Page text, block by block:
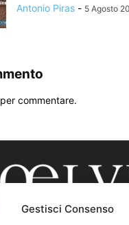
Gestisci Consenso
Antonio Piras - 5 Agosto
commentare.